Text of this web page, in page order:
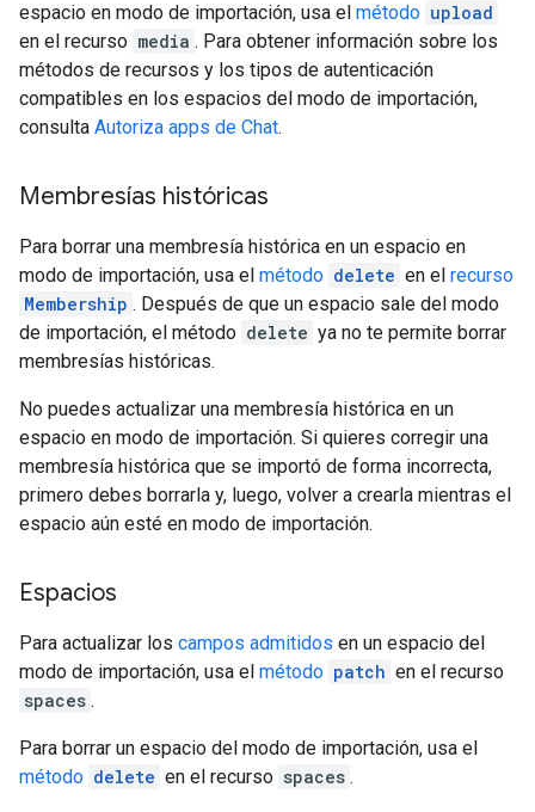
espacio en modo de importación, usa el método upload
en el recurso media . Para obtener información sobre los
métodos de recursos y los tipos de autenticación
compatibles en los espacios del modo de importación,
consulta Autoriza apps de Chat.
Membresías históricas
Para borrar una membresía histórica en un espacio en
modo de importación, usa el método delete en el recurso
Membership . Después de que un espacio sale del modo
de importación, el método delete ya no te permite borrar
membresías históricas.
No puedes actualizar una membresía histórica en un
espacio en modo de importación. Si quieres corregir una
membresía histórica que se importó de forma incorrecta,
primero debes borrarla y, luego, volver a crearla mientras el
espacio aún esté en modo de importación.
Espacios
Para actualizar los campos admitidos en un espacio del
modo de importación, usa el método patch en el recurso
spaces .
Para borrar un espacio del modo de importación, usa el
método delete en el recurso spaces .